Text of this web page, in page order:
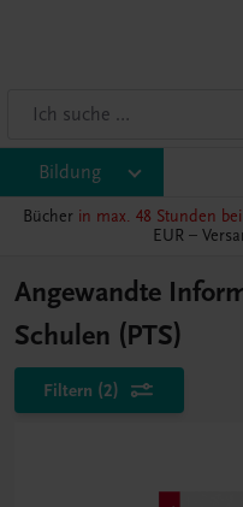
Bildung
Bücher in max. 48 Stunden
EUR –
Angewandte
Schulen (PTS)
Filtern (2)